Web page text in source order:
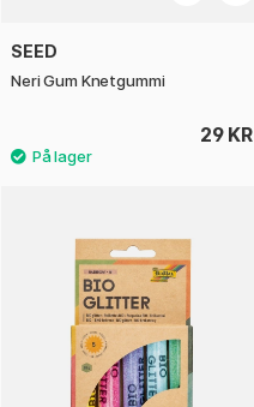
SEED
Neri Gum Knetgummi
29 KR